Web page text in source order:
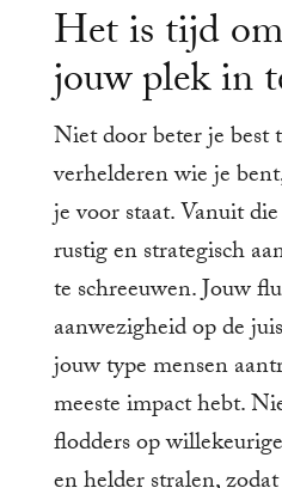
Het is tijd
jouw plek in
Niet door beter je best
verhelderen wie je
je voor staat. Vanuit
rustig en strategisch
te schreeuwen. Jouw
aanwezigheid op de
jouw type mensen
meeste impact hebt.
flodders op